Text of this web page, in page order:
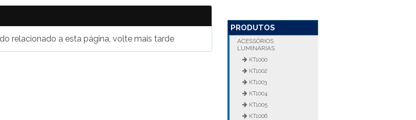
relacionado a esta página, volte mais tarde
PRODUTOS
ACESSÓRIOS
LUMINÁRIAS
KT1000
KT1002
KT1003
KT1004
KT1005
KT1006